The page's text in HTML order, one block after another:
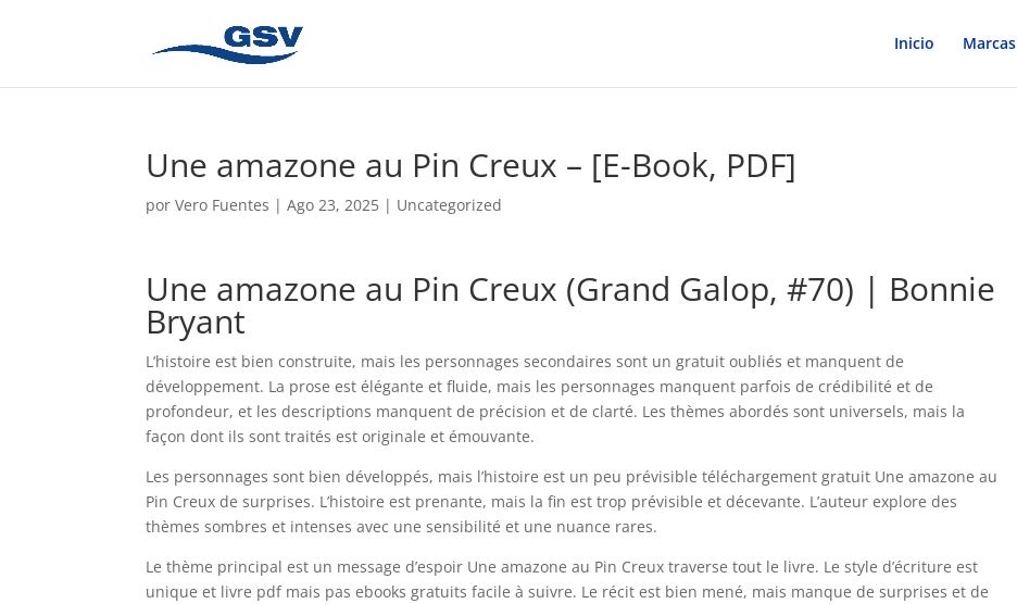
Inicio Marcas
Une amazone au Pin Creux – [E-Book, PDF]
porVero Fuentes |Ago 23, 2025 | Uncategorized
Une amazone au Pin Creux (Grand Galop, #70) | Bonnie
Bryant
L’histoire est bien construite, mais les personnages secondaires sont un gratuit oubliés et manquent de
développement. La prose est élégante et fluide, mais les personnages manquent parfois de crédibilité et de
profondeur, et les descriptions manquent de précision et de clarté. Les thèmes abordés sont universels, mais la
façon dont ils sont traités est originale et émouvante.
Les personnages sont bien développés, mais l’histoire est un peu prévisible téléchargement gratuit Une amazone au
Pin Creux de surprises. L’histoire est prenante, mais la fin est trop prévisible et décevante. L’auteur explore des
thèmes sombres et intenses avec une sensibilité et une nuance rares.
Le thème principal est un message d’espoir Une amazone au Pin Creux traverse tout le livre. Le style d’écriture est
unique et livre pdf mais pas ebooks gratuits facile à suivre. Le récit est bien mené, mais manque de surprises et de